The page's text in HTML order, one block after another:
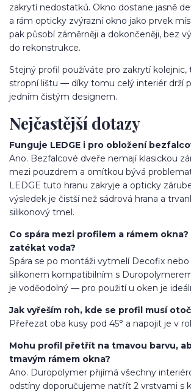
zakrytí nedostatků. Okno dostane jasně
a rám opticky zvýrazní okno jako prvek
pak působí záměrněji a dokončeněji, bez
do rekonstrukce.
Stejný profil používáte pro zakrytí kolejnic,
stropní lištu — díky tomu celý interiér drží
jedním čistým designem.
Nejčastější dotazy
Funguje LEDGE i pro obložení
Ano. Bezfalcové dveře nemají klasickou
mezi pouzdrem a omítkou bývá
LEDGE tuto hranu zakryje a opticky
výsledek je čistší než sádrová hrana a
silikonový tmel.
Co spára mezi profilem a rámem
zatékat voda?
Spára se po montáži vytmelí Decofix
silikonem kompatibilním s
je voděodolný — pro použití u oken je
Jak vyřeším roh, kde se profil musí
Přeřezat oba kusy pod 45° a napojit je v
Mohu profil přetřít na tmavou barvu,
tmavým rámem okna?
Ano. Duropolymer přijímá všechny
odstíny doporučujeme natřít 2 vrstvami s